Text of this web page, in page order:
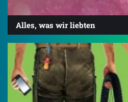
Alles, was wir liebten